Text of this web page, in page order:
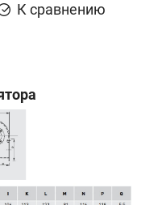
К сравнению